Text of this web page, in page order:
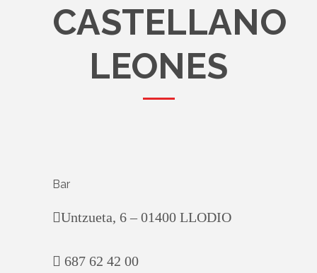
CASTELLANO
LEONES
Bar
Untzueta, 6 – 01400 LLODIO
687 62 42 00